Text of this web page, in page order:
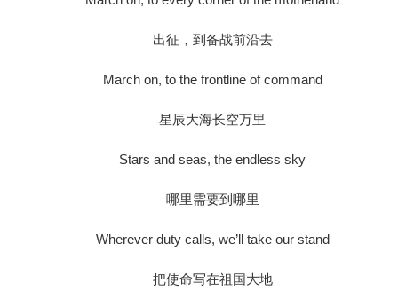
出征，到备战前沿去
March on, to the frontline of command
星辰大海长空万里
Stars and seas, the endless sky
哪里需要到哪里
Wherever duty calls, we’ll take our stand
把使命写在祖国大地